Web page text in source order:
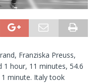
Franziska Preuss,
1 hour, 11 minutes, 54.6
minute. Italy took